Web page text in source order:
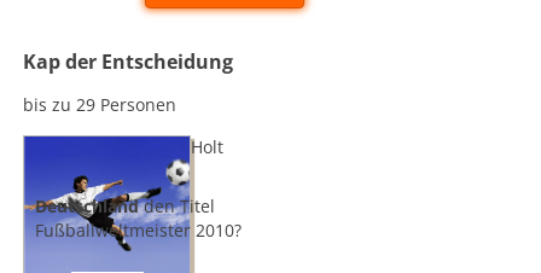
Kap der Entscheidung
bis zu 29 Personen
Holt
Deutschlandden Titel
Fußballweltmeister 2010?